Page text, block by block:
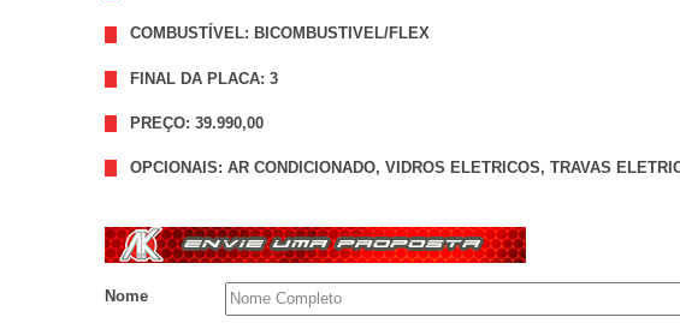
COMBUSTÍVEL: BICOMBUSTIVEL/FLEX
FINAL DA PLACA: 3
PREÇO: 39.990,00
OPCIONAIS: AR CONDICIONADO, VIDROS ELETRICOS, TRAVAS
Nome